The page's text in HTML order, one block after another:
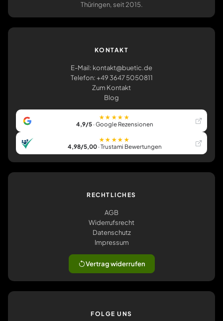
Thüringen, seit 2015.
KONTAKT
E-Mail: kontakt@buetic.de
Telefon: +49 3647 5050811
Zum Kontakt
Blog
★★★★★
4,9/5· Google Rezensionen
★★★★★
4,98/5,00· Trustami Bewertungen
RECHTLICHES
AGB
Widerrufsrecht
Datenschutz
Impressum
Vertrag widerrufen
FOLGE UNS